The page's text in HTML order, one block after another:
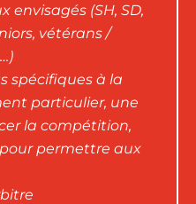
envisagés (SH, SD,
vétérans /
spécifiques à la
particulier, une
la compétition,
permettre aux